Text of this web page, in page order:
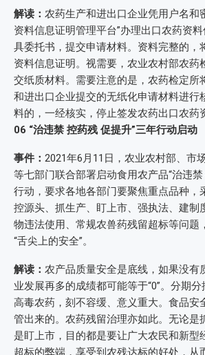
解读： 农药生产和进出口企业凭用户名和
资料信息证明管理平台”办理出口农药资
具委托书，提交申请材料。资料完整的，
资料信息证明。视需要，农业农村部农药
交纸质材料。需要注意的是，农药检定所
和进出口企业提交的无纸化申请材料进行
料的，一经核实，停止签发农药出口农药
06 “治违禁 控药残 促提升”三年行动启动
事件： 2021年6月11日，农业农村部、市
等七部门联合部署启动食用农产品“治违
行动，要求各地各部门要聚焦重点品种，
控源头、抓生产、盯上市、强执法、建制
物违法使用、常规农兽药残留超标等问题
“舌尖上的安全”。
解读： 农产品质量安全是底线，如果没有
业发展再多的成绩都可能等于“0”。分期
高毒农药，刻不容缓、意义重大。食品安
管出来的。农药残留治理亦如此。无论是
是盯上市，目的都是要让广大农民和新型
超标的弊端，享受到农残达标的好处，从